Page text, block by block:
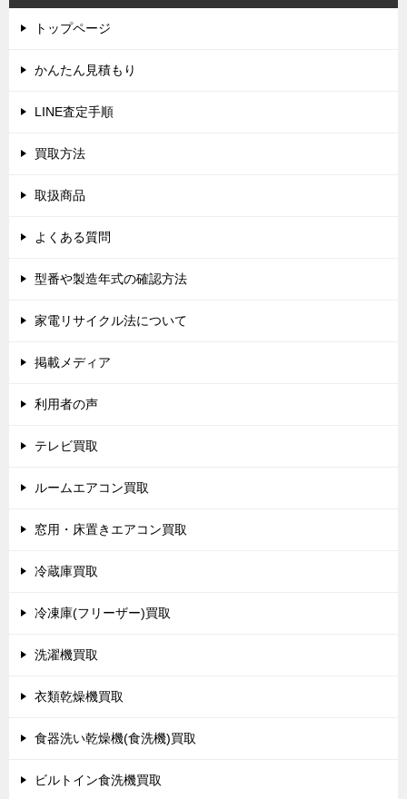
ゲ
ー
シ
トップページ
かんたん見積もり
LINE査定手順
買取方法
取扱商品
よくある質問
型番や製造年式の確認方法
家電リサイクル法について
掲載メディア
利用者の声
テレビ買取
ルームエアコン買取
窓用・床置きエアコン買取
冷蔵庫買取
冷凍庫(フリーザー)買取
洗濯機買取
衣類乾燥機買取
食器洗い乾燥機(食洗機)買取
ビルトイン食洗機買取